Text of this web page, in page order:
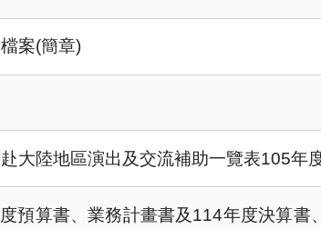
案(簡章)
大陸地區演出及交流補助一覽表105年
預算書、業務計畫書及114年度決算書